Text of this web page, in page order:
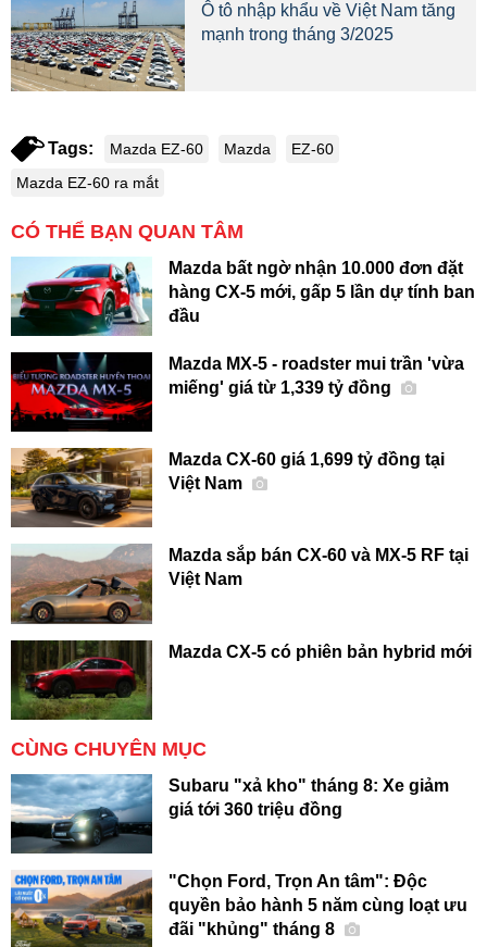
Ô tô nhập khẩu về Việt Nam tăng
mạnh trong tháng 3/2025
Tags: Mazda EZ-60 Mazda
EZ-60
Mazda EZ-60 ra mắt
CÓ THỂ BẠN QUAN TÂM
Mazda bất ngờ nhận 10.000 đơn đặt
hàng CX-5 mới, gấp 5 lần dự tính ban
đầu
Mazda MX-5 - roadster mui trần 'vừa
miếng' giá từ 1,339 tỷ đồng
Mazda CX-60 giá 1,699 tỷ đồng tại
Việt Nam
Mazda sắp bán CX-60 và MX-5 RF tại
Việt Nam
Mazda CX-5 có phiên bản hybrid mới
CÙNG CHUYÊN MỤC
Subaru "xả kho" tháng 8: Xe giảm
giá tới 360 triệu đồng
"Chọn Ford, Trọn An tâm": Độc
quyền bảo hành 5 năm cùng loạt ưu
đãi "khủng" tháng 8